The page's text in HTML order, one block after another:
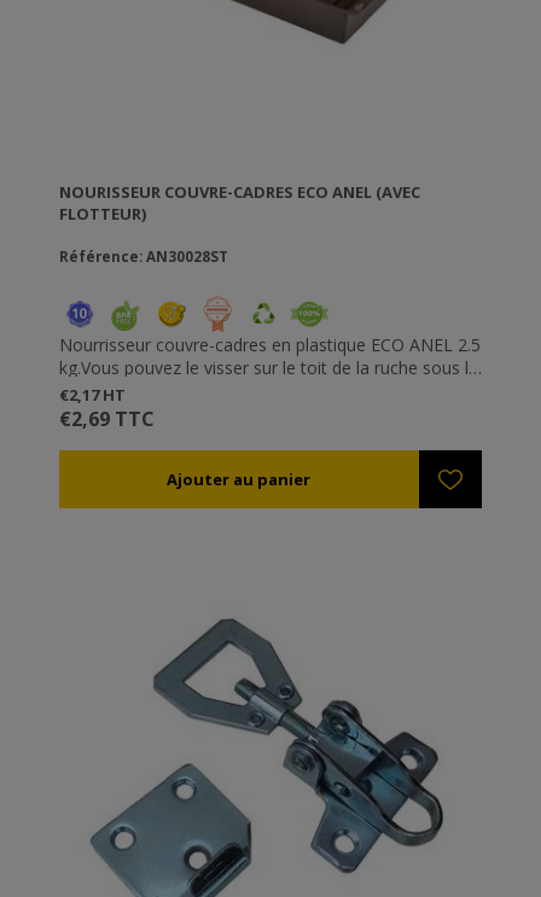
NOURISSEUR COUVRE-CADRES ECO ANEL (AVEC
FLOTTEUR)
Référence: AN30028ST
Nourrisseur couvre-cadres en plastique ECO ANEL 2.5
kg.Vous pouvez le visser sur le toit de la ruche sous le
bouchon du nourisseur ou vous pouvez simplement
le placer sur les cadres. Simple à utiliser, vous allez
avoir besoin d'un flotteur (ref.AN30029) ou d'un
abeilles se noient.
€2,17 HT
€2,69 TTC